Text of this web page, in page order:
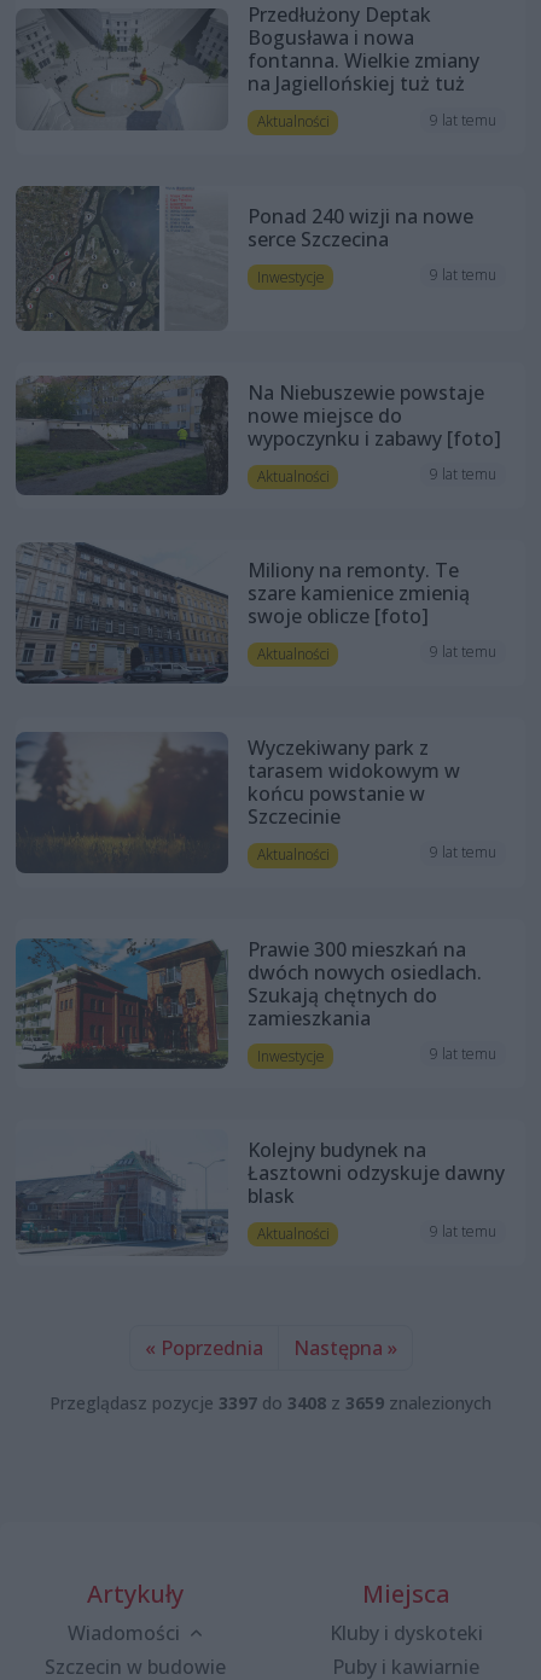
Przedłużony Deptak
Bogusława i nowa
fontanna. Wielkie zmiany
na Jagiellońskiej tuż tuż
Aktualności 9 lat temu
Ponad 240 wizji na nowe
serce Szczecina
Inwestycje 9 lat temu
Na Niebuszewie powstaje
nowe miejsce do
wypoczynku i zabawy [foto]
Aktualności 9 lat temu
Miliony na remonty. Te
szare kamienice zmienią
swoje oblicze [foto]
Aktualności 9 lat temu
Wyczekiwany park z
tarasem widokowym w
końcu powstanie w
Szczecinie
Aktualności 9 lat temu
Prawie 300 mieszkań na
dwóch nowych osiedlach.
Szukają chętnych do
zamieszkania
Inwestycje 9 lat temu
Kolejny budynek na
Łasztowni odzyskuje dawny
blask
Aktualności 9 lat temu
« Poprzednia Następna »
Przeglądasz pozycje 3397 do 3408 z 3659 znalezionych
Artykuły
Wiadomości
Szczecin w budowie
Miejsca
Kluby i dyskoteki
Puby i kawiarnie